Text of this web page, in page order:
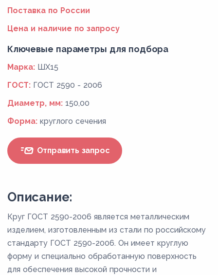
Поставка по России
Цена и наличие по запросу
Ключевые параметры для подбора
Марка: ШХ15
ГОСТ: ГОСТ 2590 - 2006
Диаметр, мм: 150,00
Форма: круглого сечения
Отправить запрос
Описание:
Круг ГОСТ 2590-2006 является металлическим
изделием, изготовленным из стали по российскому
стандарту ГОСТ 2590-2006. Он имеет круглую
форму и специально обработанную поверхность
для обеспечения высокой прочности и